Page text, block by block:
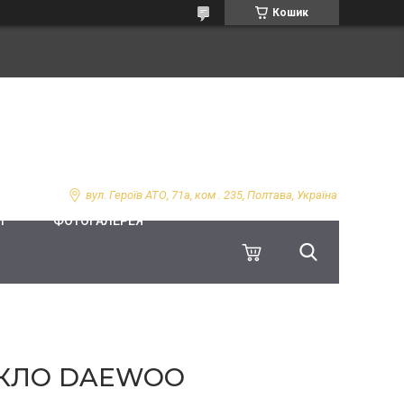
Кошик
вул. Героїв АТО, 71а, ком . 235, Полтава, Україна
ФОТОГАЛЕРЕЯ
DAEWOO